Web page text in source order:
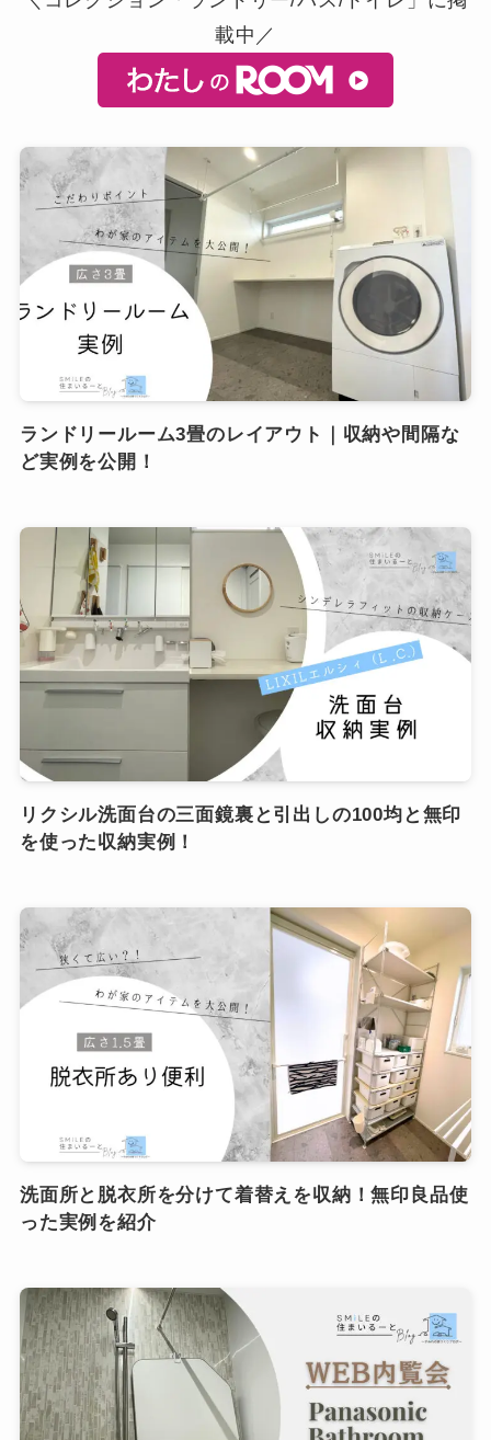
載中／
ランドリールーム3畳のレイアウト｜収納や間隔な
ど実例を公開！
リクシル洗面台の三面鏡裏と引出しの100均と無印
を使った収納実例！
洗面所と脱衣所を分けて着替えを収納！無印良品使
った実例を紹介